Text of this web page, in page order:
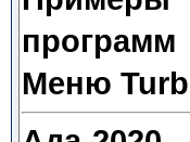
программ
Меню